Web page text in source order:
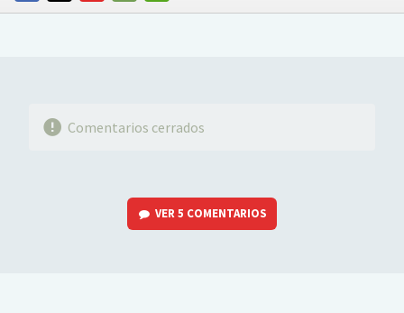
FACEBOOKTWITTERFLIPBOARD
E-
WHATSAPP
Comentarios cerrados
VER5 COMENTARIOS